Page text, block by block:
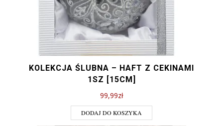
KOLEKCJA ŚLUBNA – HAFT Z CEKINAMI
1SZ [15CM]
99,99zł
DODAJ DO KOSZYKA